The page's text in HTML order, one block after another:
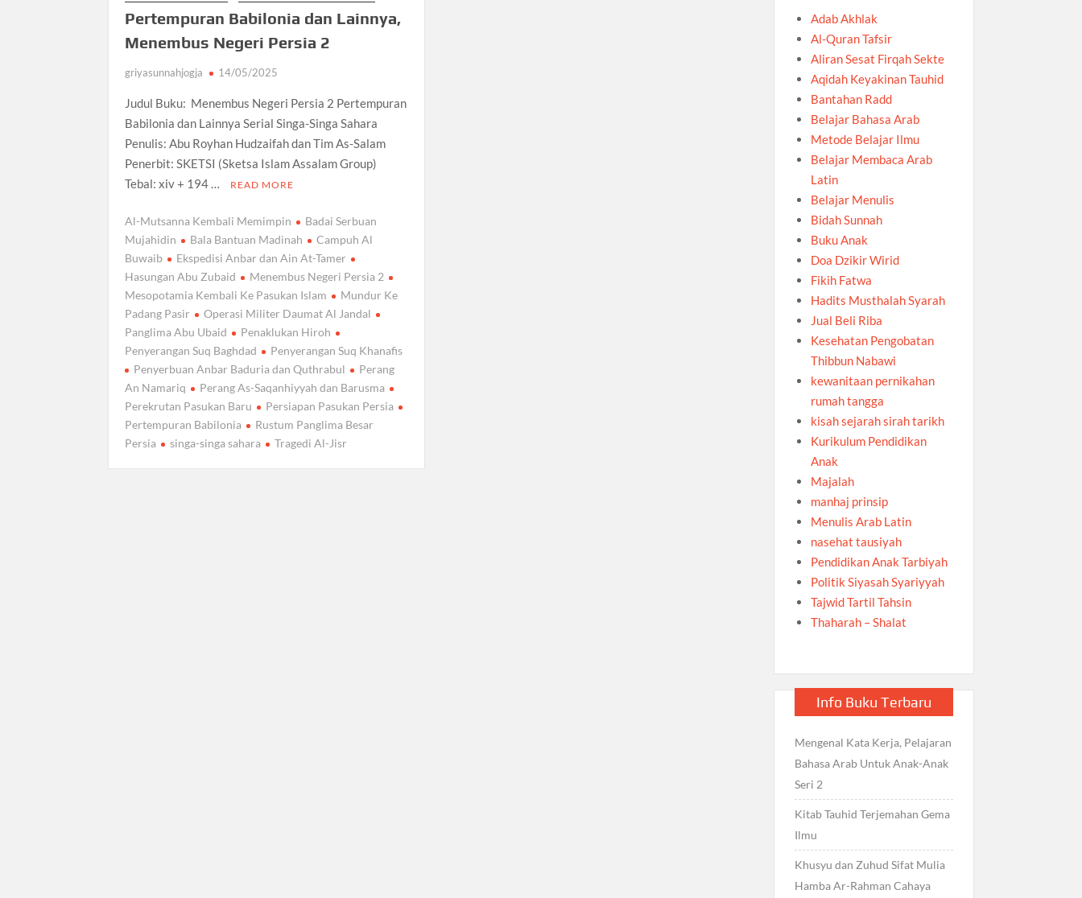
Pertempuran Babilonia dan Lainnya,
Menembus Negeri Persia 2
griyasunnahjogja 14/05/2025
Judul Buku: Menembus Negeri Persia 2 Pertempuran
Babilonia dan Lainnya Serial Singa-Singa Sahara
Penulis: Abu Royhan Hudzaifah dan Tim As-Salam
Penerbit: SKETSI (Sketsa Islam Assalam Group)
Tebal: xiv + 194 …
READ MORE
Al-Mutsanna Kembali Memimpin
Badai Serbuan
Mujahidin
Bala Bantuan Madinah
Campuh Al
Buwaib
Ekspedisi Anbar dan Ain At-Tamer
Hasungan Abu Zubaid
Menembus Negeri Persia 2
Mesopotamia Kembali Ke Pasukan Islam
Mundur Ke
Padang Pasir
Operasi Militer Daumat Al Jandal
Panglima Abu Ubaid
Penaklukan Hiroh
Penyerangan Suq Baghdad
Penyerangan Suq Khanafis
Penyerbuan Anbar Baduria dan Quthrabul
Perang
An Namariq
Perang As-Saqanhiyyah dan Barusma
Perekrutan Pasukan Baru
Persiapan Pasukan Persia
Pertempuran Babilonia
Rustum Panglima Besar
Persia
singa-singa sahara Tragedi Al-Jisr
Adab Akhlak
Al-Quran Tafsir
Aliran Sesat Firqah Sekte
Aqidah Keyakinan Tauhid
Bantahan Radd
Belajar Bahasa Arab
Metode Belajar Ilmu
Belajar Membaca Arab
Latin
Belajar Menulis
Bidah Sunnah
Buku Anak
Doa Dzikir Wirid
Fikih Fatwa
Hadits Musthalah Syarah
Jual Beli Riba
Kesehatan Pengobatan
Thibbun Nabawi
kewanitaan pernikahan
rumah tangga
kisah sejarah sirah tarikh
Kurikulum Pendidikan
Anak
Majalah
manhaj prinsip
Menulis Arab Latin
nasehat tausiyah
Pendidikan Anak Tarbiyah
Politik Siyasah Syariyyah
Tajwid Tartil Tahsin
Thaharah – Shalat
Info Buku Terbaru
Mengenal Kata Kerja, Pelajaran
Bahasa Arab Untuk Anak-Anak
Seri 2
Kitab Tauhid Terjemahan Gema
Ilmu
Khusyu dan Zuhud Sifat Mulia
Hamba Ar-Rahman Cahaya